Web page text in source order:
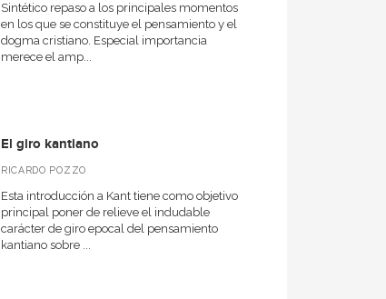
Sintético repaso a los principales momentos
en los que se constituye el pensamiento y el
dogma cristiano. Especial importancia
merece el amp...
El giro kantiano
RICARDO POZZO
Esta introducción a Kant tiene como objetivo
principal poner de relieve el indudable
carácter de giro epocal del pensamiento
kantiano sobre ...